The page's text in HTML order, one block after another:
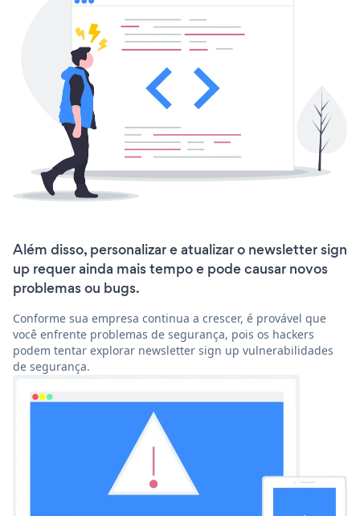
Além disso, personalizar e atualizar o newsletter sign
up requer ainda mais tempo e pode causar novos
problemas ou bugs.
Conforme sua empresa continua a crescer, é provável que
você enfrente problemas de segurança, pois os hackers
podem tentar explorar newsletter sign up vulnerabilidades
de segurança.